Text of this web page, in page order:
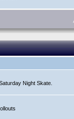
Night Skate.